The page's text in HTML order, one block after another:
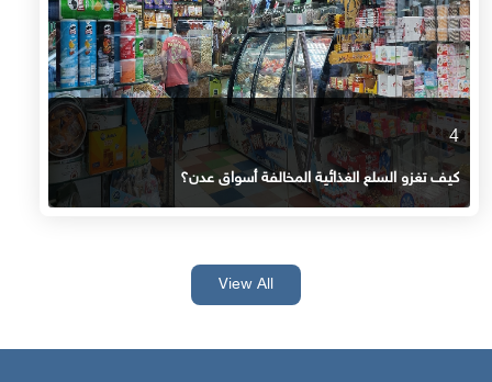
4
كيف تغزو السلع الغذائية المخالفة أسواق عدن؟
View All